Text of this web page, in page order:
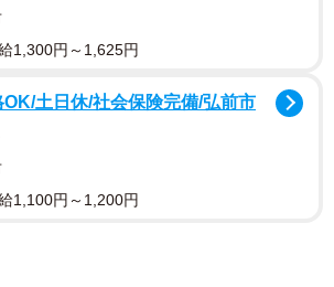
2/6
ったブリーダーの部屋に入り、水を置いたとこ
「ねこひげハウス」代表・石川さん提供）
ら家主に「（一室から）異臭がする」
1,300円～1,625円
OK/土日休/社会保険完備/弘前市
1,100円～1,200円